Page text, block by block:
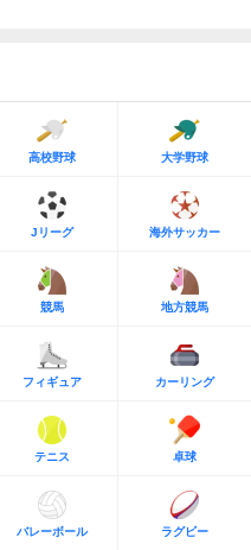
高校野球 大学野球
Jリーグ 海外サッカー
競馬 地方競馬
フィギュア カーリング
テニス 卓球
バレーボール ラグビー